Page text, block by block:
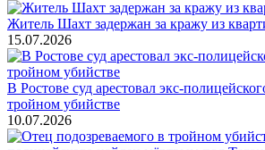
Житель Шахт задержан за кражу из
15.07.2026
В Ростове суд арестовал экс-
тройном убийстве
10.07.2026